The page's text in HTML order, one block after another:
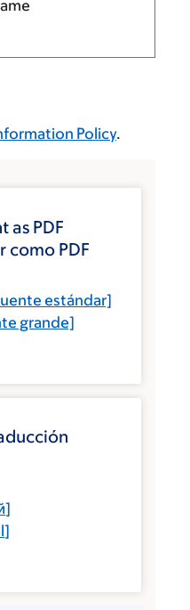
Policy.
as PDF
como PDF
estándar]
grande]
]
]